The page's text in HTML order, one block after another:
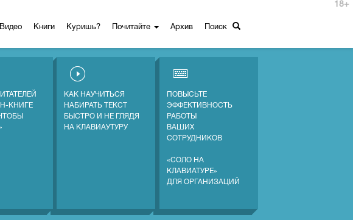
Видео Книги Куришь? Почитайте Архив Поиск
18+
КНИГЕ
КАК НАУЧИТЬСЯ
НАБИРАТЬ ТЕКСТ
БЫСТРО И НЕ ГЛЯДЯ
НА КЛАВИАУТУРУ
ПОВЫСЬТЕ
ЭФФЕКТИВНОСТЬ
РАБОТЫ
ВАШИХ
СОТРУДНИКОВ
«СОЛО НА
КЛАВИАТУРЕ»
ДЛЯ ОРГАНИЗАЦИЙ